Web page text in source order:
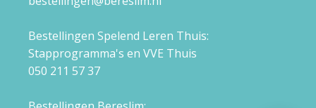
Bestellingen Spelend Leren Thuis:
Stapprogramma's en VVE Thuis
050 211 57 37